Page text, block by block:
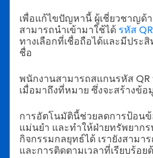
เพื่อแก้ไขปัญหานี้ ผู้เชี่ยวชาญด้
สามารถนำเข้ามาใช้ได้ รหัส
ทางเลือกที่เชื่อถือได้และมีประ
ชื่อ
พนักงานสามารถสแกนรหัส
เมื่อมาถึงที่หมาย ซึ่งจะสร้างข้อ
การอัตโนมัตินี้ช่วยลดการป้อน
แม่นยำ และทำให้ฝ่ายทรัพยาก
กิจกรรมกลยุทธ์ได้ เรายังสามา
และการติดตามเวลาที่เรียบร้อย